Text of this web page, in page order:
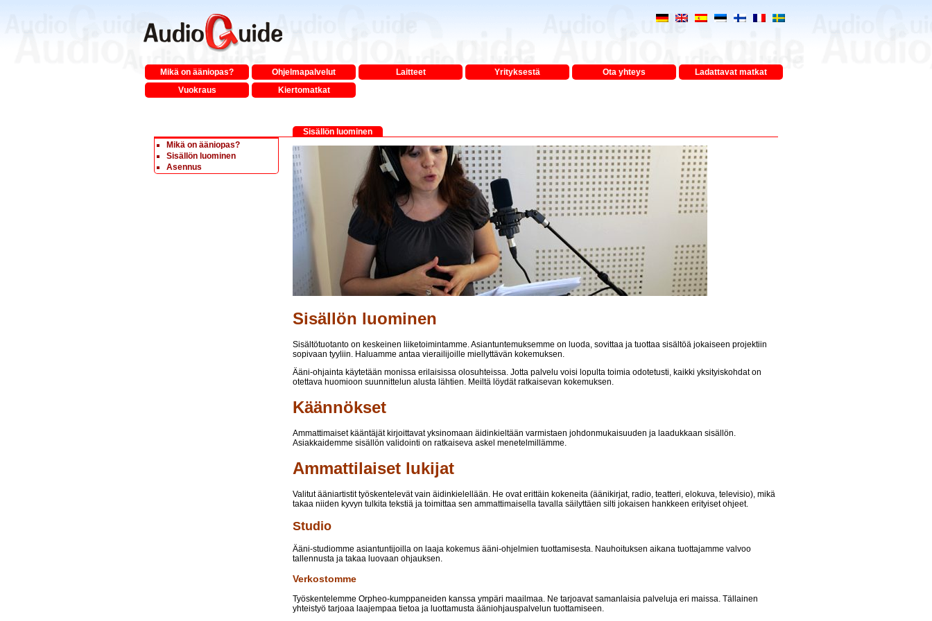
Mikä on ääniopas? Ohjelmapalvelut Laitteet Yrityksestä Ota yhteys
Ladattavat matkat
Vuokraus
Kiertomatkat
Sisällön luominen
Mikä on ääniopas?
Sisällön luominen
Asennus
Sisällön luominen
Sisältötuotanto on keskeinen liiketoimintamme. Asiantuntemuksemme on luoda, sovittaa ja tuottaa sisältöä jokaiseen projektiin
sopivaan tyyliin. Haluamme antaa vierailijoille miellyttävän kokemuksen.
Ääni-ohjainta käytetään monissa erilaisissa olosuhteissa. Jotta palvelu voisi lopulta toimia odotetusti, kaikki yksityiskohdat on
otettava huomioon suunnittelun alusta lähtien. Meiltä löydät ratkaisevan kokemuksen.
Käännökset
Ammattimaiset kääntäjät kirjoittavat yksinomaan äidinkieltään varmistaen johdonmukaisuuden ja laadukkaan sisällön.
Asiakkaidemme sisällön validointi on ratkaiseva askel menetelmillämme.
Ammattilaiset lukijat
Valitut ääniartistit työskentelevät vain äidinkielellään. He ovat erittäin kokeneita (äänikirjat, radio, teatteri, elokuva, televisio), mikä
takaa niiden kyvyn tulkita tekstiä ja toimittaa sen ammattimaisella tavalla säilyttäen silti jokaisen hankkeen erityiset ohjeet.
Studio
Ääni-studiomme asiantuntijoilla on laaja kokemus ääni-ohjelmien tuottamisesta. Nauhoituksen aikana tuottajamme valvoo
tallennusta ja takaa luovaan ohjauksen.
Verkostomme
Työskentelemme Orpheo-kumppaneiden kanssa ympäri maailmaa. Ne tarjoavat samanlaisia palveluja eri maissa. Tällainen
yhteistyö tarjoaa laajempaa tietoa ja luottamusta ääniohjauspalvelun tuottamiseen.